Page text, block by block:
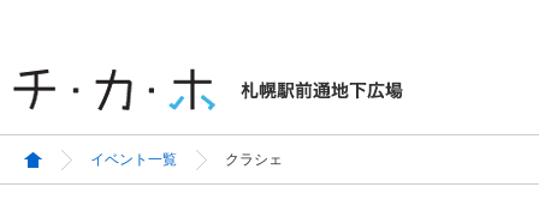
イベント一覧 クラシェ